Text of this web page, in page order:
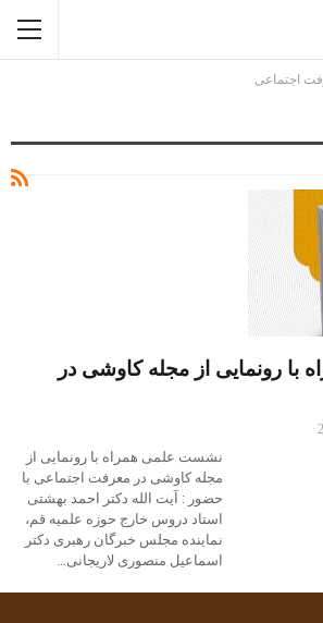
اجتماعی
رونمایی از مجله کاوشی در
نشست علمی همراه با رونمایی از
مجله کاوشی در معرفت اجتماعی با
حضور : آیت الله دکتر احمد بهشتی
استاد دروس خارج حوزه علمیه قم،‌
نماینده مجلس خبرگان رهبری دکتر
اسماعیل منصوری لاریجانی…